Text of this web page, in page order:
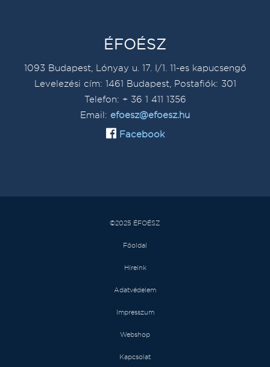
ÉFOÉSZ
1093 Budapest, Lónyay u. 17. I/1. 11-es kapucsengő
Levelezési cím: 1461 Budapest, Postafiók: 301
Telefon: + 36 1 411 1356
Email: efoesz@efoesz.hu
Facebook
©2025 ÉFOÉSZ
Főoldal
Híreink
Adatvédelem
Impresszum
Webshop
Kapcsolat